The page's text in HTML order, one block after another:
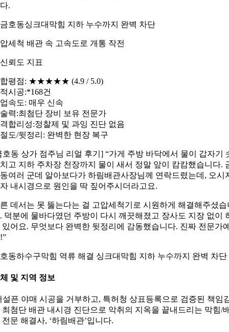
.
세척 배관 속 고속도로 개통 작전
뢰도 지표
평점: ★★★★★ (4.9 / 5.0)
시공:*168건
속도: 매우 신속
력:최첨단 장비 보유 전문가
합리성:정찰제 및 과잉 진단 없음
도/뒷정리: 완벽한 현장 복구
호동 상가 점주님 리얼 후기] “가게 주방 바닥에서 물이 갑자기
고 지하 주차장 천장까지 물이 새서 정말 앞이 캄캄했습니다.
여러 군데 알아보다가 하림배관사장님께 연락드렸는데, 오시
내시경으로 원인을 딱 짚어주시더라고요.
데서는 못 뚫는다는 걸 고압세척기로 시원하게 해결해주셨습
덕분에 물바다였던 주방이 다시 깨끗해졌고 장사도 지장 없이
있어요. 무엇보다 완벽한 뒷정리에 감동했습니다. 진짜 전문가
동하수구막힘 역류 해결 싱크대막힘 지하 누수까지 완벽 차단
및 지역 정보
설픈 야매 시공을 거부하고, 특허청 상표등록으로 검증된 책임
최첨단 배관 내시경 진단으로 악취의 지옥을 끝내드리는 막힘/
전문 해결사, ‘하림배관’입니다.